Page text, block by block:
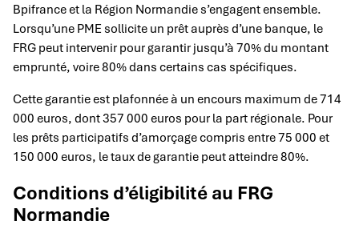
Bpifrance et la Région Normandie s’engagent ensemble.
Lorsqu’une PME sollicite un prêt auprès d’une banque, le
FRG peut intervenir pour garantir jusqu’à 70% du montant
emprunté, voire 80% dans certains cas spécifiques.
Cette garantie est plafonnée à un encours maximum de 714
000 euros, dont 357 000 euros pour la part régionale. Pour
les prêts participatifs d’amorçage compris entre 75 000 et
150 000 euros, le taux de garantie peut atteindre 80%.
Conditions d’éligibilité au FRG
Normandie